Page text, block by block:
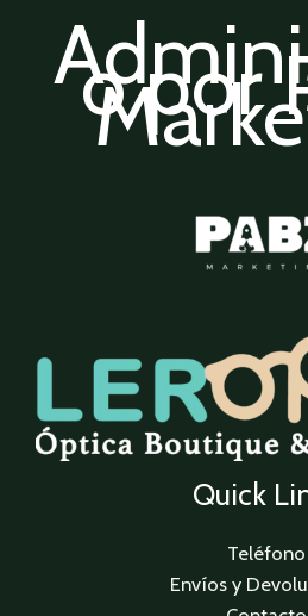
o por
Quick
Teléfono
Envíos y